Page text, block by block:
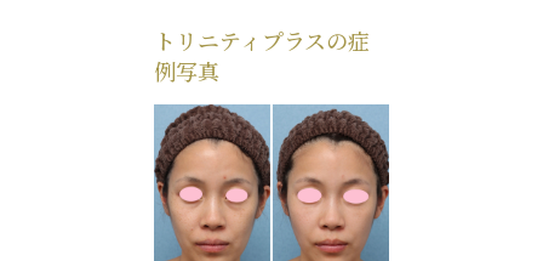
トリニティプラスの症
例写真